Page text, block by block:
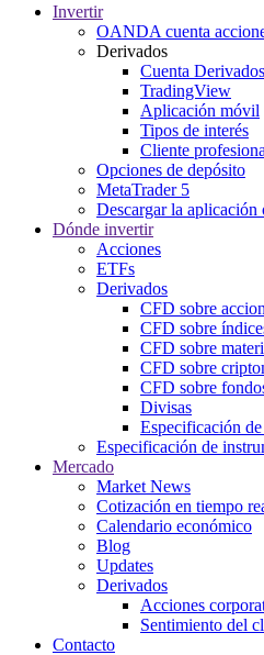
Invertir
OANDA cuenta
Derivados
Cuenta
TradingView
Aplicación móvil
Tipos de interés
Cliente
Opciones de depósito
MetaTrader 5
Descargar la
Dónde invertir
Acciones
ETFs
Derivados
CFD sobre
CFD sobre
CFD sobre
CFD sobre
CFD sobre
Divisas
Especificación
Especificación de
Mercado
Market News
Cotización en tiempo
Calendario económico
Blog
Updates
Derivados
Acciones
Sentimiento del
Contacto